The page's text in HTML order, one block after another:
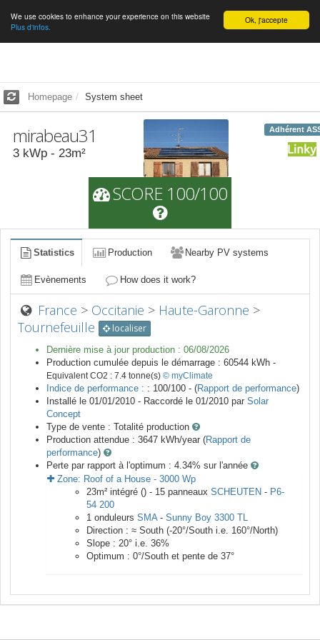
English Ok, j'accepte
We use cookies to enhance your experience on this website
Plus d'infos.
Homepage System sheet
mirabeau31
3 kWp - 23m²
Adhérent
SCORE 100/100
Statistics Production Nearby PV systems
Evènements How does it work?
France > Occitanie > Haute-Garonne >
Tournefeuille
localiser
Dernière mise à jour production : 06/08/2026
Production cumulée depuis le démarrage : 60544 kWh -
Equivalent CO2 : 7.4 tonne(s) © myClimate
Indice de performance : : 100/100 - (Rapport de performance)
Installé le 01/01/2010 - Raccordé le 01/2010 par Solar
Concept
Type de vente : Totalité production
Production attendue : 3647 kWh/year (Rapport de
performance)
Perte par rapport à l'optimum : 4.34% sur l'année
Zone: Roof of a House - 3000 Wp
23m² intégré () - 15 panneaux SCHEUTEN - P6-
54 200
1 onduleurs SMA- Sunny Boy 3300 TL
Direction : ≈ South (-20°/South i.e. 160°/North)
Slope : 20° i.e. 36%
Optimum : 0°/South et pente de 37°